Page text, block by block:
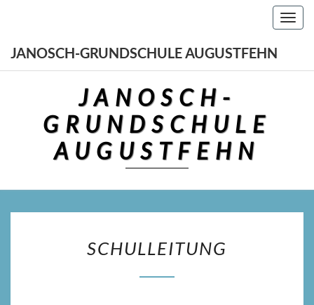
content
JANOSCH-GRUNDSCHULE AUGUSTFEHN
JANOSCH-
GRUNDSCHULE
AUGUSTFEHN
SCHULLEITUNG